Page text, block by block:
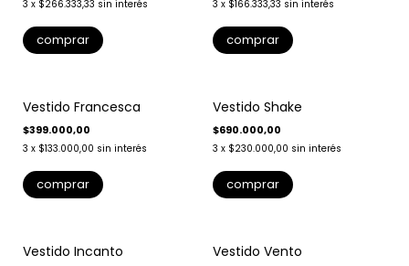
3 x $266.333,33 sin interés
comprar
3 x $166.333,33 sin interés
comprar
Vestido Francesca
$399.000,00
3 x $133.000,00 sin interés
comprar
Vestido Shake
$690.000,00
3 x $230.000,00 sin interés
comprar
Vestido Incanto Vestido Vento